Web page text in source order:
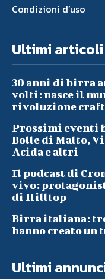
Condizioni d’uso
Ultimi articoli
30 anni di birra
volti: nasce il
rivoluzione
Prossimi eventi
Bolle di Malto,
Acida e altri
Il podcast di
vivo:
di Hilltop
Birra italiana:
hanno creato un
Ultimi